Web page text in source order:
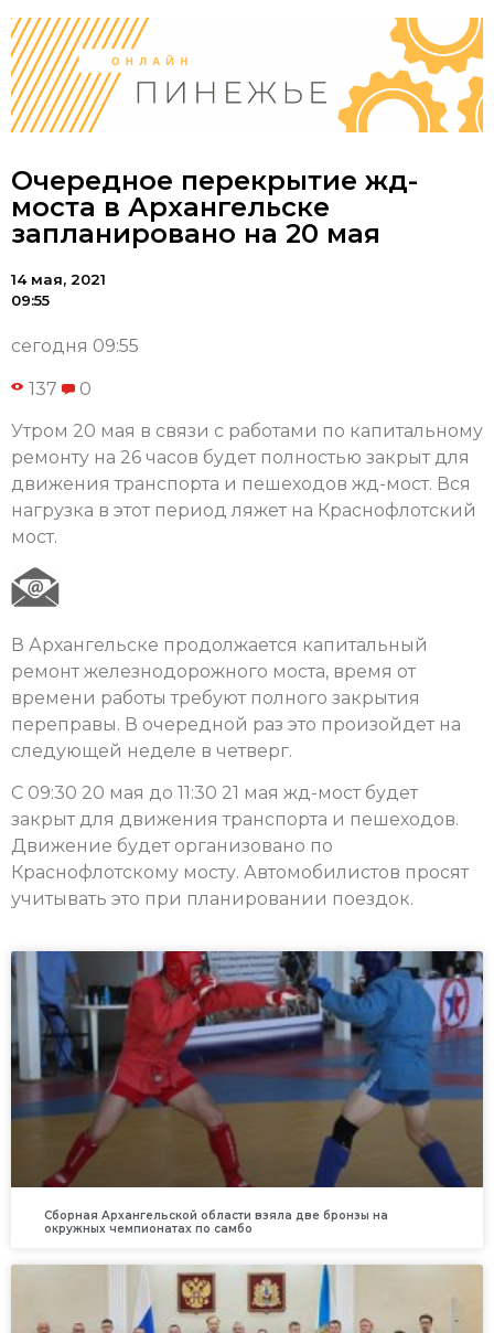
Очередное перекрытие жд-
моста в Архангельске
запланировано на 20 мая
14 мая, 2021
09:55
сегодня 09:55
137 0
Утром 20 мая в связи с работами по капитальному
ремонту на 26 часов будет полностью закрыт для
движения транспорта и пешеходов жд-мост. Вся
нагрузка в этот период ляжет на Краснофлотский
мост.
В Архангельске продолжается капитальный
ремонт железнодорожного моста, время от
времени работы требуют полного закрытия
переправы. В очередной раз это произойдет на
следующей неделе в четверг.
С 09:30 20 мая до 11:30 21 мая жд-мост будет
закрыт для движения транспорта и пешеходов.
Движение будет организовано по
Краснофлотскому мосту. Автомобилистов просят
учитывать это при планировании поездок.
Сборная Архангельской области взяла две бронзы на
окружных чемпионатах по самбо